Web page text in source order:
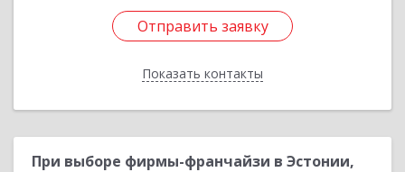
Отправить заявку
Показать контакты
Отправить заявку
Назад
При выборе фирмы-франчайзи в Эстонии,